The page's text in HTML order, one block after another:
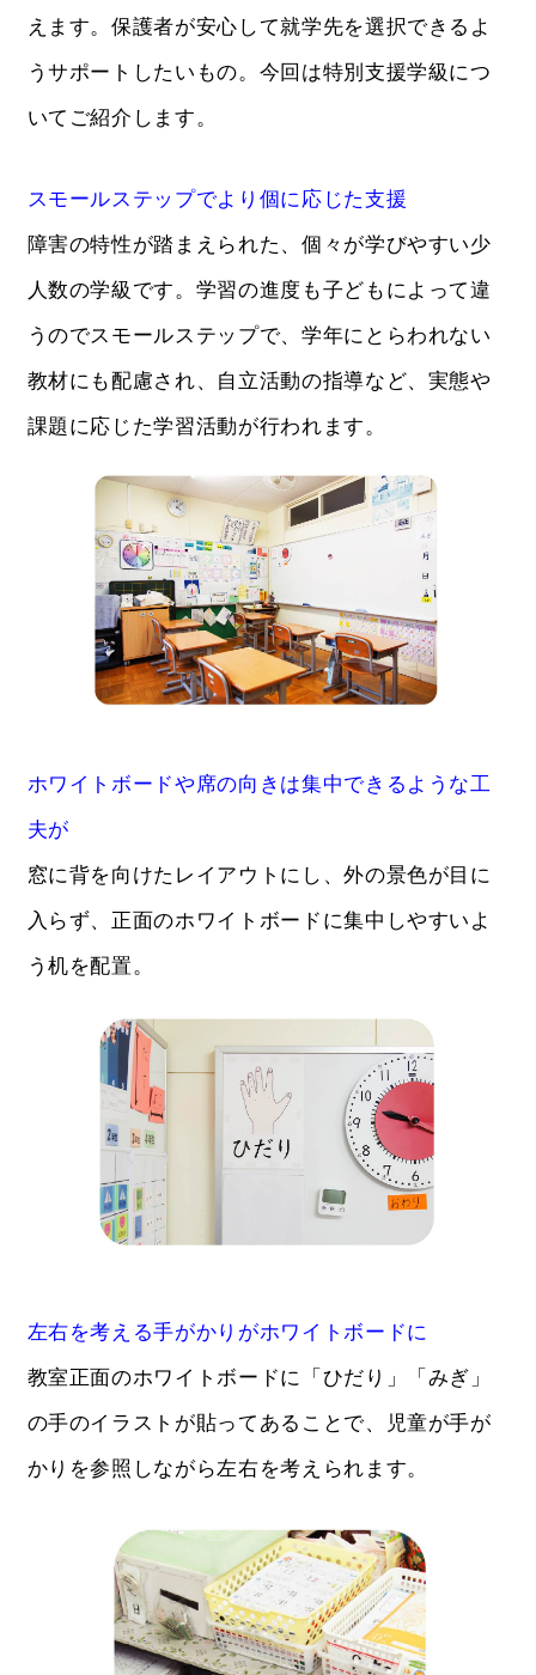
えます。保護者が安心して就学先を選択できるよ
うサポートしたいもの。今回は特別支援学級につ
いてご紹介します。
スモールステップでより個に応じた支援
障害の特性が踏まえられた、個々が学びやすい少
人数の学級です。学習の進度も子どもによって違
うのでスモールステップで、学年にとらわれない
教材にも配慮され、自立活動の指導など、実態や
課題に応じた学習活動が行われます。
ホワイトボードや席の向きは集中できるような工
夫が
窓に背を向けたレイアウトにし、外の景色が目に
入らず、正面のホワイトボードに集中しやすいよ
う机を配置。
左右を考える手がかりがホワイトボードに
教室正面のホワイトボードに「ひだり」「みぎ」
の手のイラストが貼ってあることで、児童が手が
かりを参照しながら左右を考えられます。